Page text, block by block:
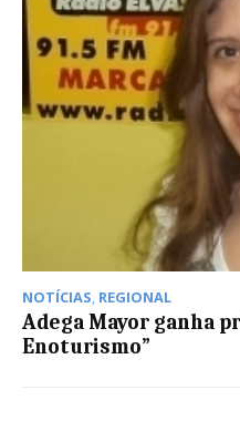
NOTÍCIAS, REGIONAL
Adega Mayor ganha
Enoturismo”